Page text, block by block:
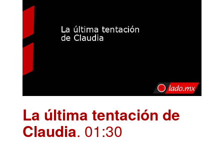
La última tentación de
Claudia. 01:30